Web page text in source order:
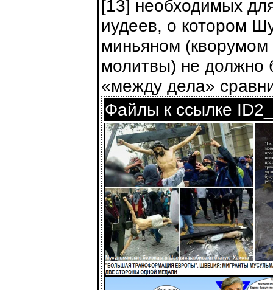
[13] необходимых
иудеев, о котором
миньяном (кворумом
молитвы) не должно
«между дела»
Файлы к ссылке